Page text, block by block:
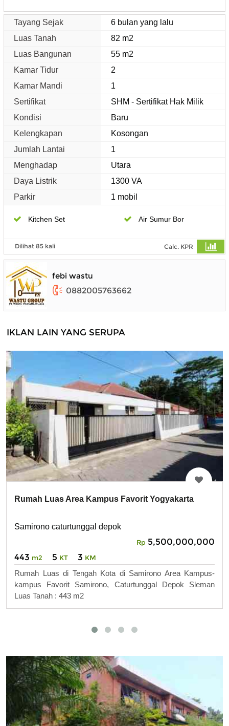
Tayang Sejak
6 bulan yang lalu
Luas Tanah
82 m2
Luas Bangunan
55 m2
Kamar Tidur
2
Kamar Mandi
1
Sertifikat
SHM - Sertifikat Hak Milik
Kondisi
Baru
Kelengkapan
Kosongan
Jumlah Lantai
1
Menghadap
Utara
Daya Listrik
1300 VA
Parkir
1 mobil
Kitchen Set Air Sumur Bor
Dilihat 85 kali Calc. KPR
febi wastu
0882005763662
IKLAN LAIN YANG SERUPA
Rumah Luas Area Kampus Favorit Yogyakarta
Samirono caturtunggal depok
Rp 5,500,000,000
443 m2 5 KT 3 KM
Rumah Luas di Tengah Kota di Samirono Area Kampus-
kampus Favorit Samirono, Caturtunggal Depok Sleman
Luas Tanah : 443 m2